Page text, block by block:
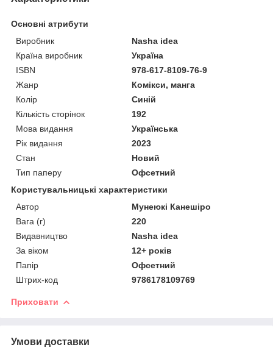
Основні атрибути
Виробник
Nasha idea
Країна виробник
Україна
ISBN
978-617-8109-76-9
Жанр
Комікси, манга
Колір
Синій
Кількість сторінок
192
Мова видання
Українська
Рік видання
2023
Стан
Новий
Тип паперу
Офсетний
Користувальницькі характеристики
Автор
Мунеюкі Канешіро
Вага (г)
220
Видавництво
Nasha idea
За віком
12+ років
Папір
Офсетний
Штрих-код
9786178109769
Приховати
Умови доставки